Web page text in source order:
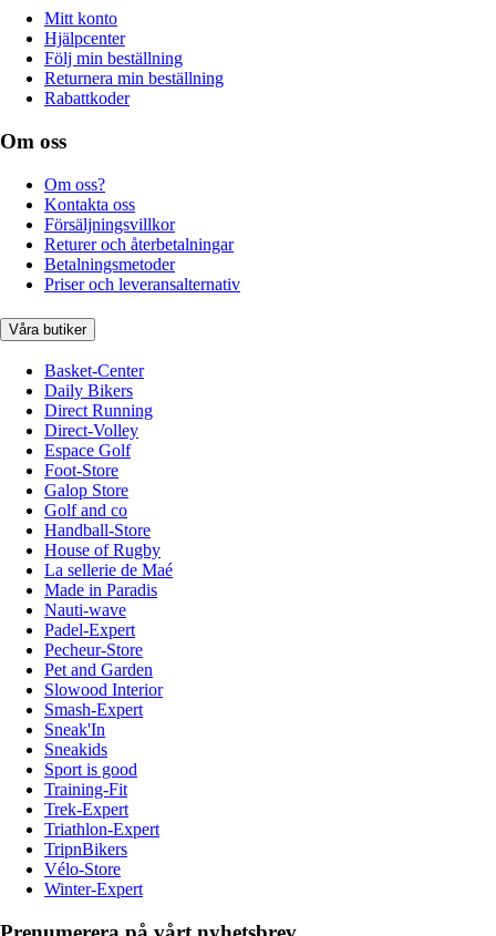
Mitt konto
Hjälpcenter
Följ min beställning
Returnera min beställning
Rabattkoder
Om oss
Om oss?
Kontakta oss
Försäljningsvillkor
Returer och återbetalningar
Betalningsmetoder
Priser och leveransalternativ
Våra butiker
Basket-Center
Daily Bikers
Direct Running
Direct-Volley
Espace Golf
Foot-Store
Galop Store
Golf and co
Handball-Store
House of Rugby
La sellerie de Maé
Made in Paradis
Nauti-wave
Padel-Expert
Pecheur-Store
Pet and Garden
Slowood Interior
Smash-Expert
Sneak'In
Sneakids
Sport is good
Training-Fit
Trek-Expert
Triathlon-Expert
TripnBikers
Vélo-Store
Winter-Expert